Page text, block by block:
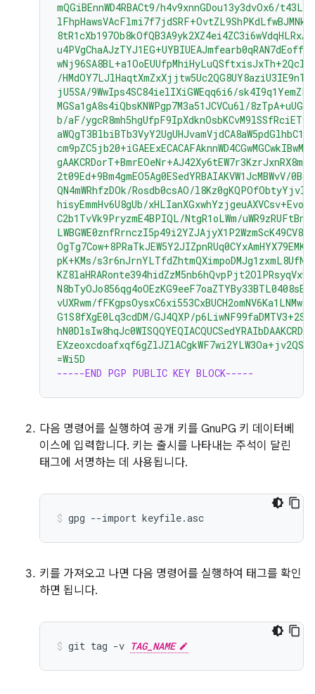
mQGiBEnnWD4RBACt9/h4v9xnnGDou13y3dvOx6/
/
jU5SA/9WwIps4SC84ielIXiGWEqq6i6/
MGSa1gA8s4iQbsKNWPgp7M3a51JCVCu6l/
b/aF/
2t09Ed+9Bm4gmEO5Ag0ESedYRBAIAKVW1JcMBWvV/
QN4mWRhfzDOk/Rosdb0csAO/
hisyEmmHv6U8gUb/
C2b1TvVk9PryzmE4BPIQL/NtgR1oLWm/
pK+KMs/
vUXRwm/
G1S8fXgE0Lq3cdDM/GJ4QXP/
=Wi5D
-----END PGP PUBLIC KEY BLOCK-----
다음 명령어를 실행하여 공개 키를 GnuPG 키 데이터베
이스에 입력합니다. 키는 출시를 나타내는 주석이 달린
태그에 서명하는 데 사용됩니다.
gpg --import keyfile.asc
키를 가져오고 나면 다음 명령어를 실행하여 태그를 확인
하면 됩니다.
git tag -v TAG_NAME